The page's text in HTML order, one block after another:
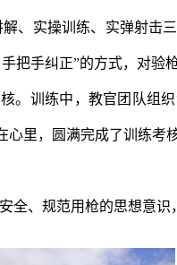
、实操训练、实弹射击
把手纠正”的方式，对验
。训练中，教官团队组
里，圆满完成了训练考
、规范用枪的思想意识